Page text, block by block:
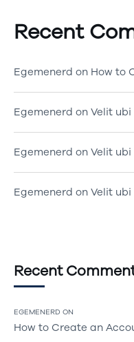
Recent
Egemenerd on How to
Egemenerd on Velit ubi
Egemenerd on Velit ubi
Egemenerd on Velit ubi
Recent
EGEMENERD ON
How to Create an